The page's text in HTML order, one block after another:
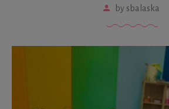
by sbalaska